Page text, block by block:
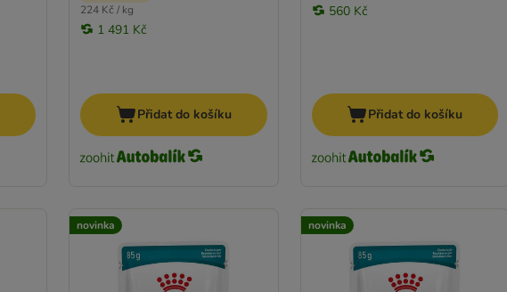
224 Kč / kg
1 491 Kč
Přidat do košíku
560 Kč
Přidat do košíku
novinka novinka